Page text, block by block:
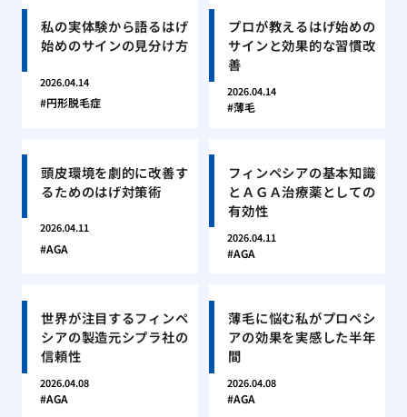
私の実体験から語るはげ
始めのサインの見分け方
2026.04.14
円形脱毛症
プロが教えるはげ始めの
サインと効果的な習慣改
善
2026.04.14
薄毛
頭皮環境を劇的に改善す
るためのはげ対策術
2026.04.11
AGA
フィンペシアの基本知識
とＡＧＡ治療薬としての
有効性
2026.04.11
AGA
世界が注目するフィンペ
シアの製造元シプラ社の
信頼性
2026.04.08
AGA
薄毛に悩む私がプロペシ
アの効果を実感した半年
間
2026.04.08
AGA